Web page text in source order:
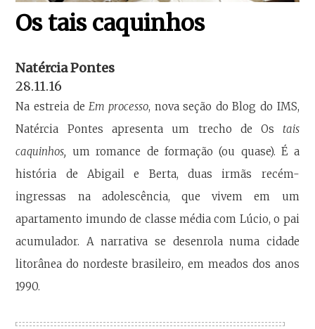
Os tais caquinhos
Natércia Pontes
28.11.16
Na estreia de Em processo, nova seção do Blog do IMS,
Natércia Pontes apresenta um trecho de Os tais
caquinhos, um romance de formação (ou quase). É a
história de Abigail e Berta, duas irmãs recém-
ingressas na adolescência, que vivem em um
apartamento imundo de classe média com Lúcio, o pai
acumulador. A narrativa se desenrola numa cidade
litorânea do nordeste brasileiro, em meados dos anos
1990.